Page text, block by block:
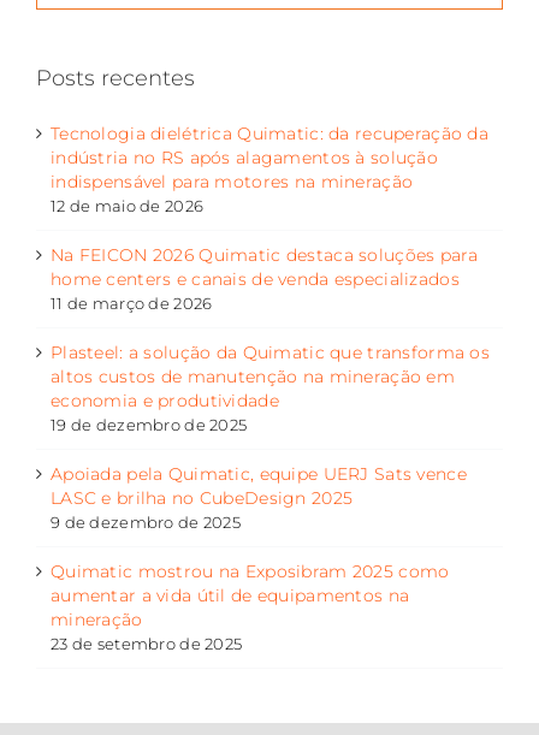
Posts recentes
Tecnologia dielétrica Quimatic: da recuperação da
indústria no RS após alagamentos à solução
indispensável para motores na mineração
12 de maio de 2026
Na FEICON 2026 Quimatic destaca soluções para
home centers e canais de venda especializados
11 de março de 2026
Plasteel: a solução da Quimatic que transforma os
altos custos de manutenção na mineração em
economia e produtividade
19 de dezembro de 2025
Apoiada pela Quimatic, equipe UERJ Sats vence
LASC e brilha no CubeDesign 2025
9 de dezembro de 2025
Quimatic mostrou na Exposibram 2025 como
aumentar a vida útil de equipamentos na
mineração
23 de setembro de 2025